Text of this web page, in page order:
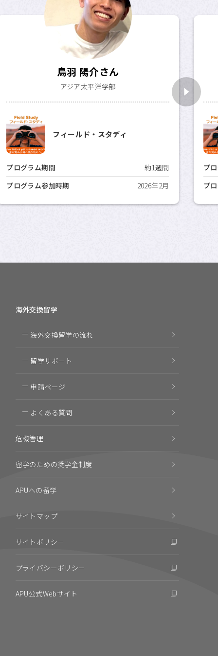
鳥羽 陽介さん
アジア太平洋学部
フィールド・スタディ
プログラム期間
約1週間
プログラム参加時期
2026年2月
プ
プ
海外交換留学
海外交換留学の流れ
留学サポート
申請ページ
よくある質問
危機管理
留学のための奨学金制度
APUへの留学
サイトマップ
サイトポリシー
プライバシーポリシー
APU公式Webサイト